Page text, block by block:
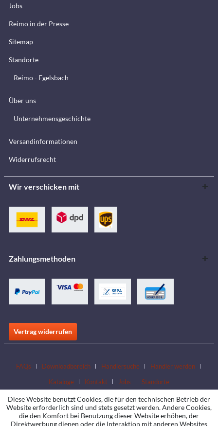
Jobs
Reimo in der Presse
Sitemap
Standorte
Reimo - Egelsbach
Über uns
Unternehmensgeschichte
Versandinformationen
Widerrufsrecht
Wir verschicken mit
Zahlungsmethoden
Vertrag widerrufen
FAQs Downloadbereich Händlersuche
Händler werden
Kataloge
Kontakt Jobs Standorte
Diese Website benutzt Cookies, die für den technischen Betrieb der
Website erforderlich sind und stets gesetzt werden. Andere Cookies,
die den Komfort bei Benutzung dieser Website erhöhen, der
Direktwerbung dienen oder die Interaktion mit anderen Websites